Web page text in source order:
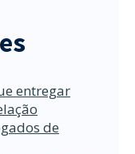
entregar
de